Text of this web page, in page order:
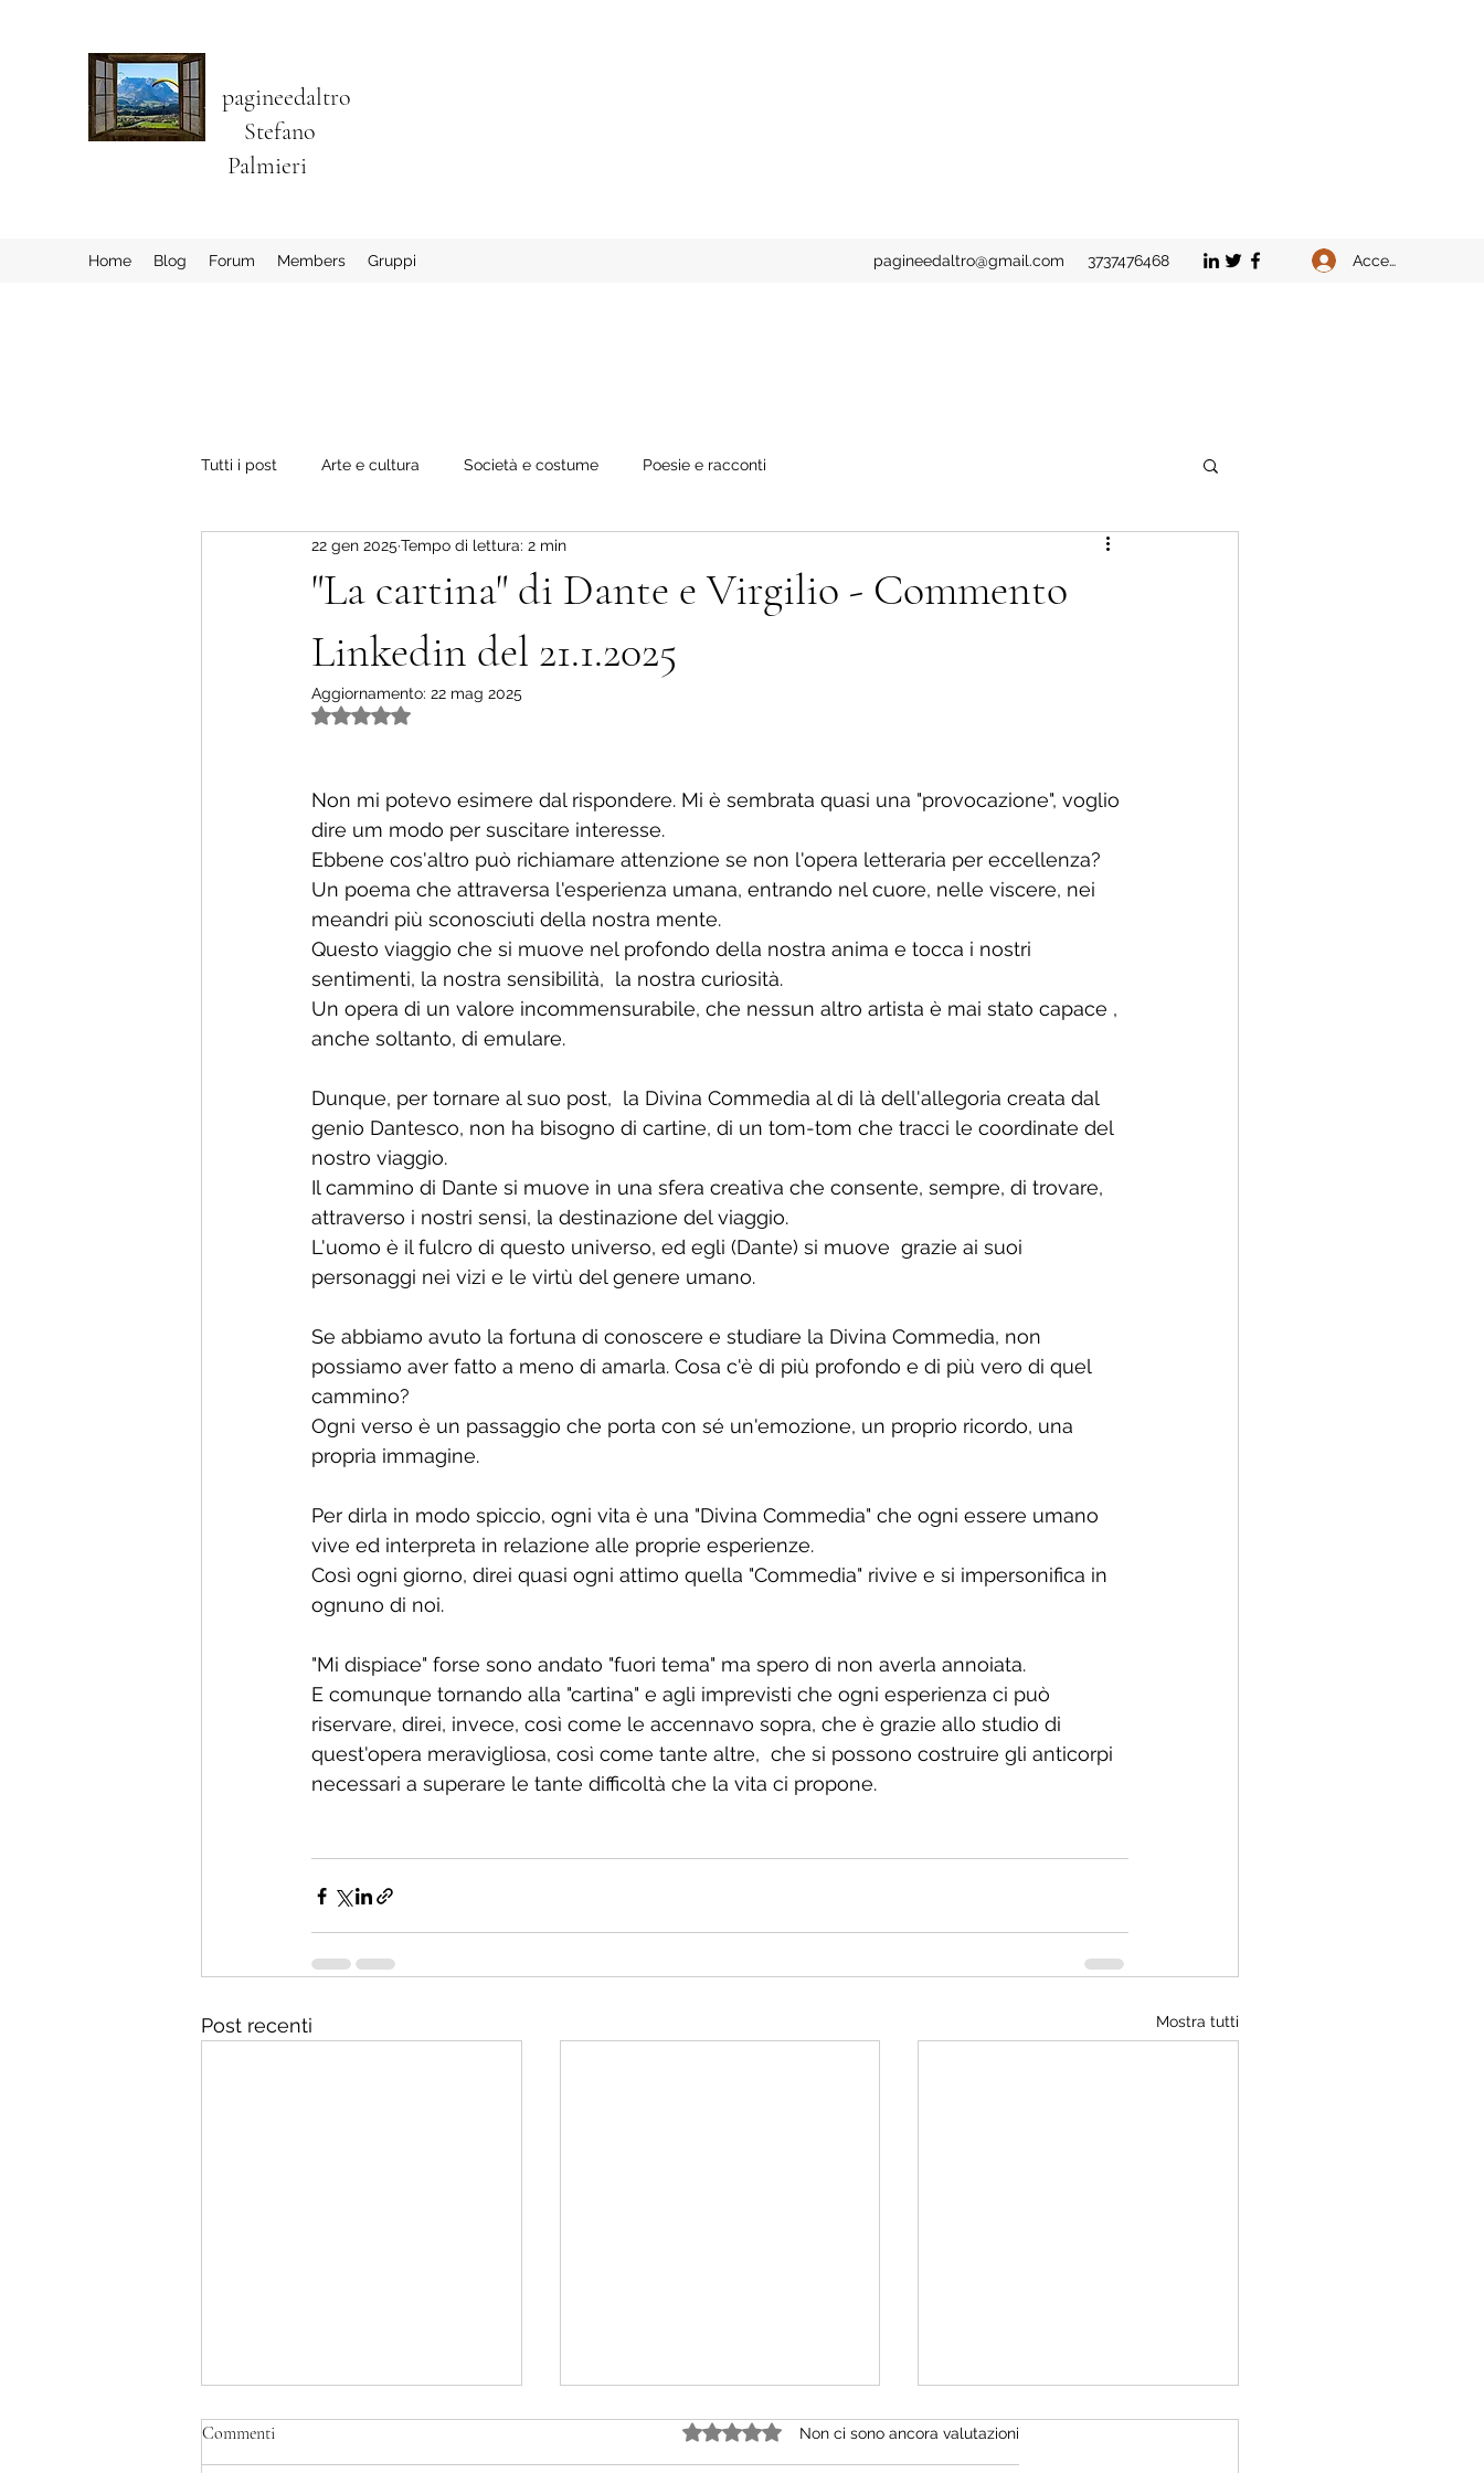
pagineedaltro
Stefano
Palmieri
Home Blog Forum Members Gruppi pagineedaltro@gmail.com 3737476468 Accedi
Tutti i post Arte e cultura Società e costume Poesie e racconti
"La cartina" di Dante e Virgilio - Commento
Linkedin del 21.1.2025
22 gen 2025 Tempo di lettura: 2 min
Aggiornamento: 22 mag 2025
Valutazione NaN stelle su 5.
Non mi potevo esimere dal rispondere. Mi è sembrata quasi una "provocazione", voglio
dire um modo per suscitare interesse.
Ebbene cos'altro può richiamare attenzione se non l'opera letteraria per eccellenza?
Un poema che attraversa l'esperienza umana, entrando nel cuore, nelle viscere, nei
meandri più sconosciuti della nostra mente.
Questo viaggio che si muove nel profondo della nostra anima e tocca i nostri
sentimenti, la nostra sensibilità,  la nostra curiosità.
Un opera di un valore incommensurabile, che nessun altro artista è mai stato capace ,
anche soltanto, di emulare.
Dunque, per tornare al suo post,  la Divina Commedia al di là dell'allegoria creata dal
genio Dantesco, non ha bisogno di cartine, di un tom-tom che tracci le coordinate del
nostro viaggio.
Il cammino di Dante si muove in una sfera creativa che consente, sempre, di trovare,
attraverso i nostri sensi, la destinazione del viaggio.
L'uomo è il fulcro di questo universo, ed egli (Dante) si muove  grazie ai suoi
personaggi nei vizi e le virtù del genere umano.
Se abbiamo avuto la fortuna di conoscere e studiare la Divina Commedia, non
possiamo aver fatto a meno di amarla. Cosa c'è di più profondo e di più vero di quel
cammino?
Ogni verso è un passaggio che porta con sé un'emozione, un proprio ricordo, una
propria immagine.
Per dirla in modo spiccio, ogni vita è una "Divina Commedia" che ogni essere umano
vive ed interpreta in relazione alle proprie esperienze.
Così ogni giorno, direi quasi ogni attimo quella "Commedia" rivive e si impersonifica in
ognuno di noi.
"Mi dispiace" forse sono andato "fuori tema" ma spero di non averla annoiata.
E comunque tornando alla "cartina" e agli imprevisti che ogni esperienza ci può
riservare, direi, invece, così come le accennavo sopra, che è grazie allo studio di
quest'opera meravigliosa, così come tante altre,  che si possono costruire gli anticorpi
necessari a superare le tante difficoltà che la vita ci propone.
Post recenti Mostra tutti
E' morto Francesco Guccini
6 Agosto 2026 E' morto
L'Italia dei nostri padri (Storia
politica di un Paese che credeva
Commenti Valutazione 0 stelle su 5.
Non ci sono ancora valutazioni